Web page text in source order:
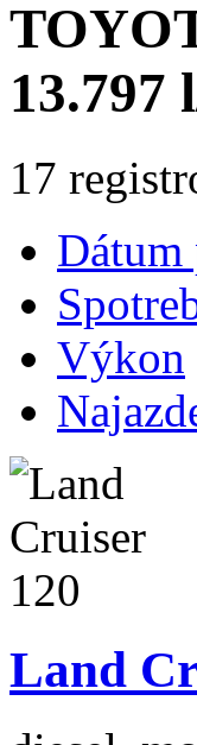
13.797
17
Dátum
Výkon
Land